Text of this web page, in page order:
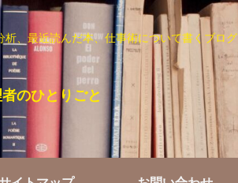
、最近読んだ本、仕事術について書くブログ
のひとりごと